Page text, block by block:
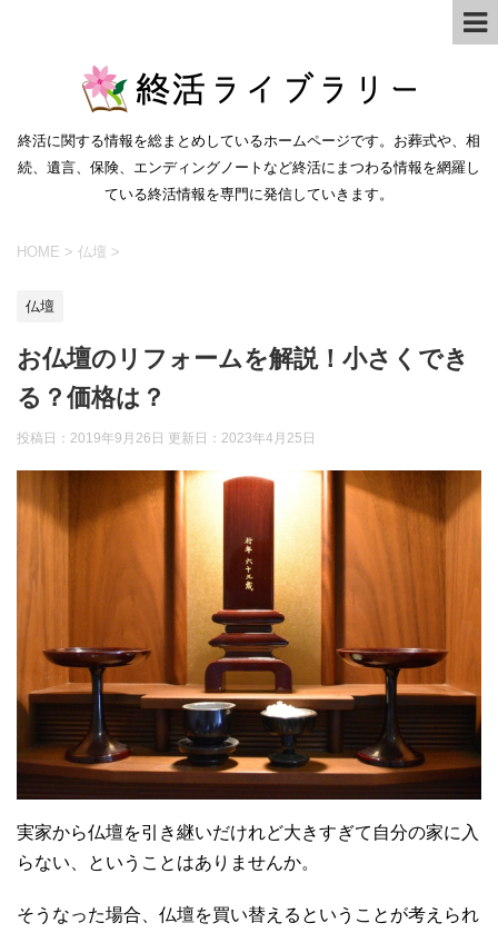
終活に関する情報を総まとめしているホームページです。お葬式や、相
続、遺言、保険、エンディングノートなど終活にまつわる情報を網羅し
ている終活情報を専門に発信していきます。
HOME > 仏壇 >
仏壇
お仏壇のリフォームを解説！小さくでき
る？価格は？
投稿日：2019年9月26日 更新日： 2023年4月25日
実家から仏壇を引き継いだけれど大きすぎて自分の家に入
らない、ということはありませんか。
そうなった場合、仏壇を買い替えるということが考えられ